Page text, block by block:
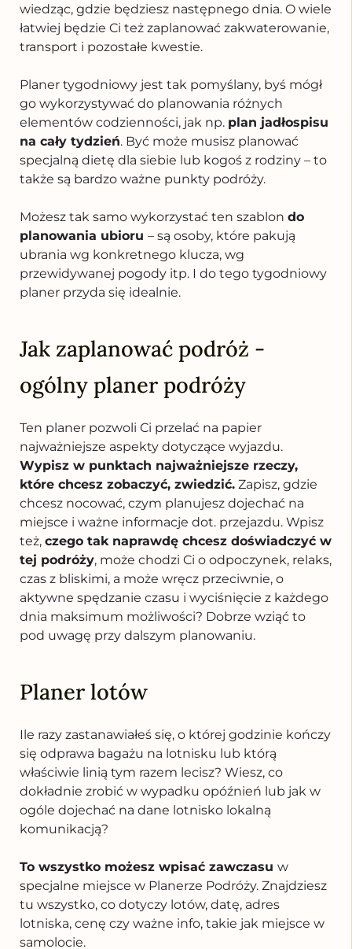
wiedząc, gdzie będziesz następnego dnia. O wiele
łatwiej będzie Ci też zaplanować zakwaterowanie,
transport i pozostałe kwestie.
Planer tygodniowy jest tak pomyślany, byś mógł
go wykorzystywać do planowania różnych
elementów codzienności, jak np. plan jadłospisu
na cały tydzień. Być może musisz planować
specjalną dietę dla siebie lub kogoś z rodziny – to
także są bardzo ważne punkty podróży.
Możesz tak samo wykorzystać ten szablon do
planowania ubioru – są osoby, które pakują
ubrania wg konkretnego klucza, wg
przewidywanej pogody itp. I do tego tygodniowy
planer przyda się idealnie.
Jak zaplanować podróż -
ogólny planer podróży
Ten planer pozwoli Ci przelać na papier
najważniejsze aspekty dotyczące wyjazdu.
Wypisz w punktach najważniejsze rzeczy,
które chcesz zobaczyć, zwiedzić. Zapisz, gdzie
chcesz nocować, czym planujesz dojechać na
miejsce i ważne informacje dot. przejazdu. Wpisz
też, czego tak naprawdę chcesz doświadczyć w
tej podróży, może chodzi Ci o odpoczynek, relaks,
czas z bliskimi, a może wręcz przeciwnie, o
aktywne spędzanie czasu i wyciśnięcie z każdego
dnia maksimum możliwości? Dobrze wziąć to
pod uwagę przy dalszym planowaniu.
Planer lotów
Ile razy zastanawiałeś się, o której godzinie kończy
się odprawa bagażu na lotnisku lub którą
właściwie linią tym razem lecisz? Wiesz, co
dokładnie zrobić w wypadku opóźnień lub jak w
ogóle dojechać na dane lotnisko lokalną
komunikacją?
To wszystko możesz wpisać zawczasu w
specjalne miejsce w Planerze Podróży. Znajdziesz
tu wszystko, co dotyczy lotów, datę, adres
lotniska, cenę czy ważne info, takie jak miejsce w
samolocie.